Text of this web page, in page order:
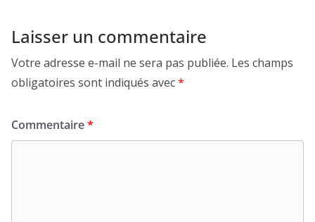
Laisser un commentaire
Votre adresse e-mail ne sera pas publiée. Les champs
obligatoires sont indiqués avec*
Commentaire*